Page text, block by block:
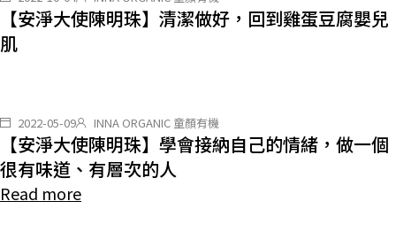
【安淨大使陳明珠】清潔做好，回到雞蛋豆腐嬰兒
肌
2022-05-09 INNA ORGANIC 童顏有機
【安淨大使陳明珠】學會接納自己的情緒，做一個
很有味道、有層次的人
Read more